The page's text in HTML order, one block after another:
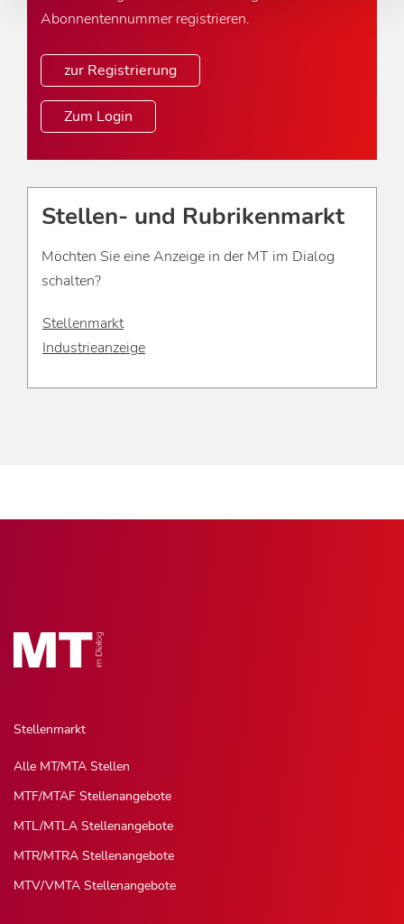
Abonnentennummer registrieren.
zur Registrierung
Zum Login
Stellen- und Rubrikenmarkt
Möchten Sie eine Anzeige in der MT im Dialog
schalten?
Stellenmarkt
Industrieanzeige
Stellenmarkt
Alle MT/MTA Stellen
MTF/MTAF Stellenangebote
MTL/MTLA Stellenangebote
MTR/MTRA Stellenangebote
MTV/VMTA Stellenangebote